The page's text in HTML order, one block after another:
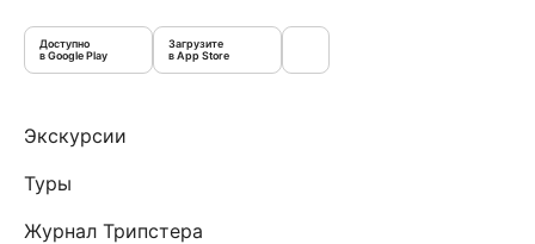
Доступно
в Google Play
Загрузите
в App Store
Экскурсии
Туры
Журнал Трипстера